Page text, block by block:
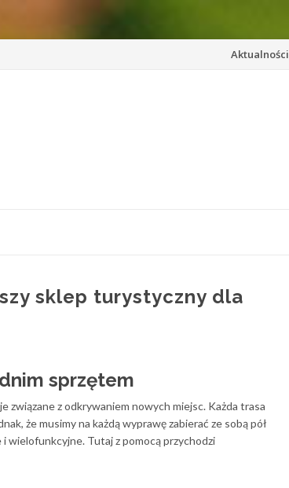
Przejdź
Aktualności
sklep turystyczny dla
sprzętem
związane z odkrywaniem nowych miejsc. Każda trasa
że musimy na każdą wyprawę zabierać ze sobą pół
wielofunkcyjne. Tutaj z pomocą przychodzi